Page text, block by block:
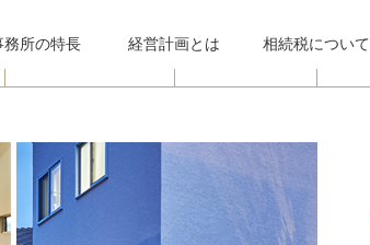
務所の特長 経営計画とは 相続税について